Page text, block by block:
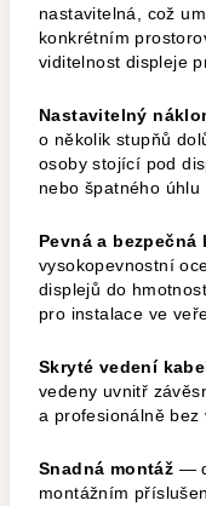
nastavitelná, což
konkrétním
viditelnost displeje
Nastavitelný
o několik stupňů
osoby stojící pod
nebo špatného úhlu
Pevná a bezpečná
vysokopevnostní
displejů do
pro instalace ve
Skryté vedení
vedeny uvnitř
a profesionálně bez
Snadná montáž —
montážním